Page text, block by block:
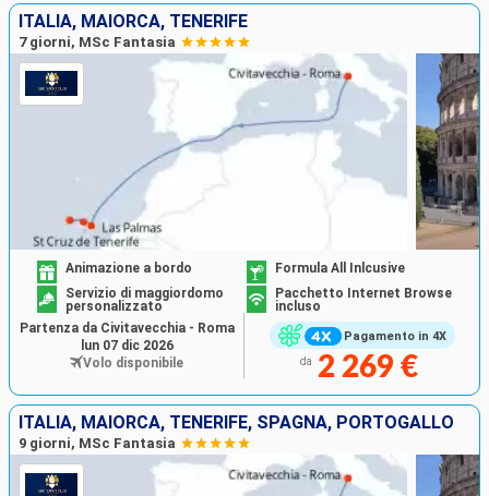
ITALIA, MAIORCA, TENERIFE
7 giorni, MSc Fantasia
Pagamento in 4X
Animazione a bordo
Formula All Inlcusive
Servizio di maggiordomo
personalizzato
Pacchetto Internet Browse
incluso
da 2 269 €
Partenza da Civitavecchia - Roma
lun 07 dic 2026
Volo disponibile
ITALIA, MAIORCA, TENERIFE, SPAGNA, PORTOGALLO
9 giorni, MSc Fantasia